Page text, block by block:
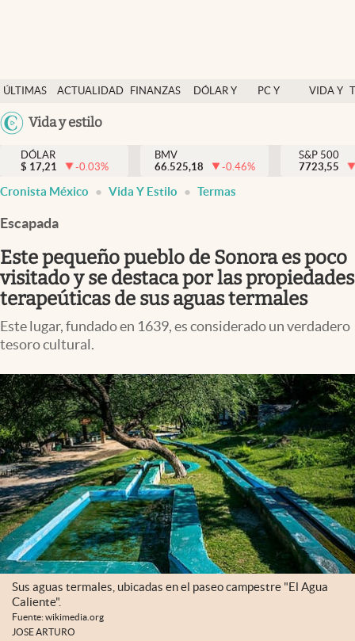
ÚLTIMAS
NOTICIAS
ACTUALIDAD
FINANZAS
DÓLAR Y
PC Y
VIDA Y
México
Vida y estilo
Actualidad
Finanzas y economía
Dólar y mercados
Pc y celular
Vida y estilo
Tv
Espiritualidad
Mediakit
abre en nueva pestaña
México
DÓLAR
$ 17,21 -0.03%
BMV
66.525,18
-0.46%
S&P 500
7723,55
Cronista México Vida Y Estilo Termas
Escapada
Este pequeño pueblo de Sonora es poco
visitado y se destaca por las propiedades
terapeúticas de sus aguas termales
Este lugar, fundado en 1639, es considerado un verdadero
tesoro cultural.
Sus aguas termales, ubicadas en el paseo campestre "El Agua
Caliente".
Fuente: wikimedia.org
JOSE ARTURO